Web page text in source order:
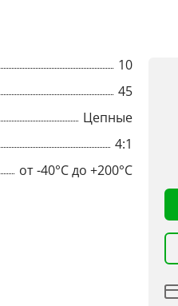
10
45
Цепные
4:1
от -40°C до +200°C